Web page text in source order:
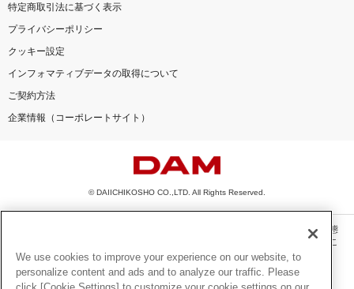
特定商取引法に基づく表示
プライバシーポリシー
クッキー設定
インフォマティブデータの取得について
ご契約方法
企業情報（コーポレートサイト）
© DAIICHIKOSHO CO.,LTD. All Rights Reserved.
このサイトに掲載されている一切の文章・画像・写真・動画・音声等を、手段や形態
を問わず、著作権法の定める範囲を超えて無断で複製、転載、ファイル化などするこ
とを禁じます。
楽曲及びコンテンツは、機種によりご利用いただけない場合があります。
We use cookies to improve your experience on our website, to
personalize content and ads and to analyze our traffic. Please